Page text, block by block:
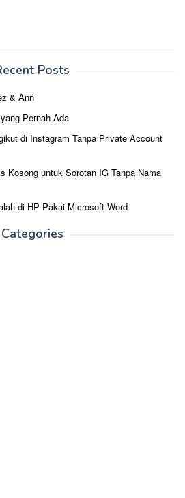
Posts
& Ann
Pernah Ada
di Instagram Tanpa Private Account
Kosong untuk Sorotan IG Tanpa Nama
di HP Pakai Microsoft Word
Categories